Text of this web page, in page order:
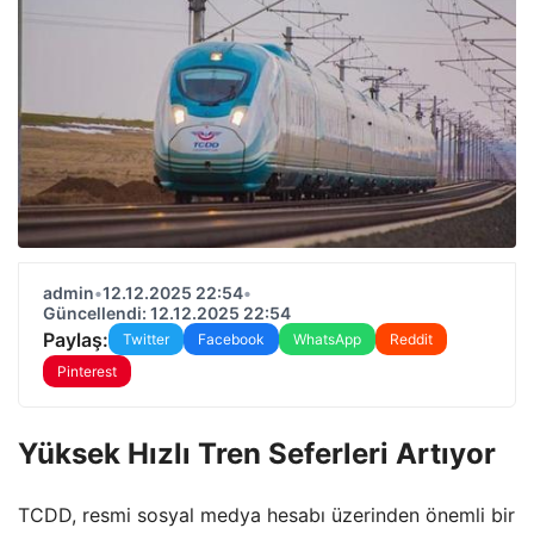
admin•12.12.2025 22:54•
Güncellendi: 12.12.2025 22:54
Paylaş: Twitter Facebook WhatsApp
Reddit
Pinterest
Yüksek Hızlı Tren Seferleri Artıyor
TCDD, resmi sosyal medya hesabı üzerinden önemli bir